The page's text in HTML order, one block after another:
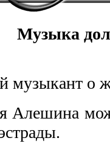
Музыка
музыкант о
Алешина